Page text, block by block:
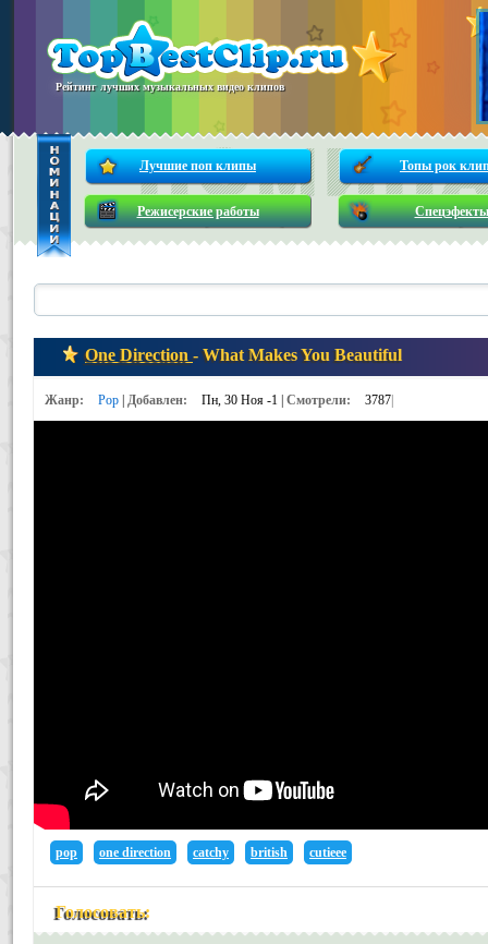
Рейтинг лучших музыкальных видео клипов
Лучшие поп клипы Топы рок
Режисерские работы Спецэфекты
One Direction- What Makes You Beautiful
Жанр: Pop Добавлен: Пн, 30 Ноя -1 | Смотрели: 3787
pop one direction catchy british cutieee
Голосовать: